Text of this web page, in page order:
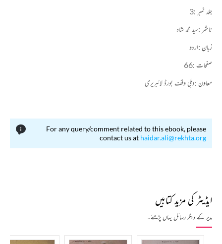
جلد نمبر :3
ناشر :سید محمد شاہ
زبان :اردو
صفحات :66
معاون :دہلی وقف بورڈ لائبریری
For any query/comment related to this ebook, please
contact us at haidar.ali@rekhta.org
ایڈیٹر کی مزید کتابیں
مدیر کے دیگر رسائل یہاں پڑھئے۔